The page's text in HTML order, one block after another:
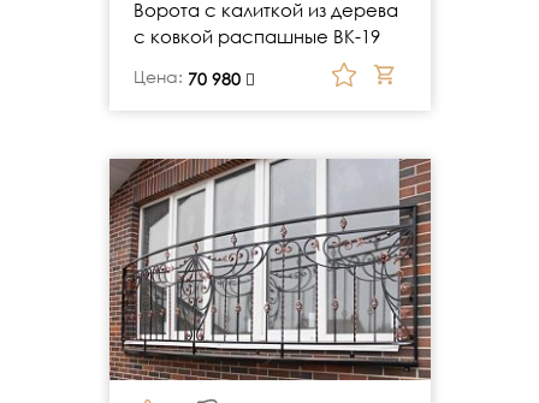
Ворота с калиткой из дерева
с ковкой распашные ВК-19
Цена: 70 980
руб.